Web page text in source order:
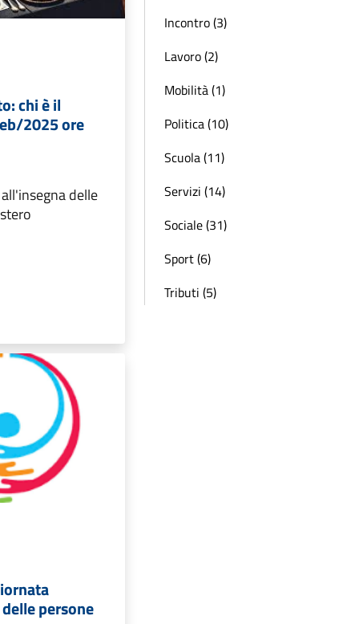
chi è il
2025 ore
delle
persone
Incontro (3)
Lavoro (2)
Mobilità (1)
Politica (10)
Scuola (11)
Servizi (14)
Sociale (31)
Sport (6)
Tributi (5)